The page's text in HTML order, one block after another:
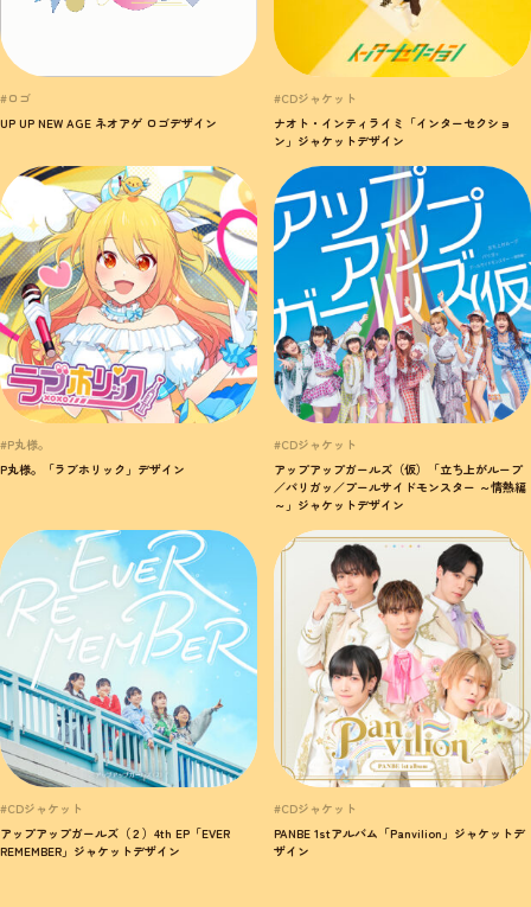
#ロゴ
UP UP NEW AGE ネオアゲ ロゴデザイン
#CDジャケット
ナオト・インティライミ「インターセクショ
ン」ジャケットデザイン
#P丸様。
P丸様。「ラブホリック」デザイン
#CDジャケット
アップアップガールズ（仮）「立ち上がループ
／パリガッ／プールサイドモンスター ～情熱編
～」ジャケットデザイン
#CDジャケット
アップアップガールズ（２）4th EP「EVER
REMEMBER」ジャケットデザイン
#CDジャケット
PANBE 1stアルバム「Panvilion」ジャケットデ
ザイン